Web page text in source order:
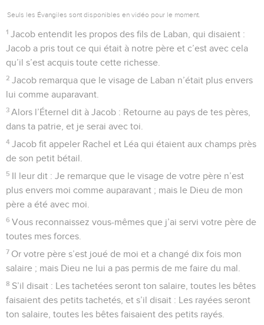
Seuls les Évangiles sont disponibles en vidéo pour le moment.
1 Jacob entendit les propos des fils de Laban, qui disaient :
Jacob a pris tout ce qui était à notre père et c’est avec cela
qu’il s’est acquis toute cette richesse.
2 Jacob remarqua que le visage de Laban n’était plus envers
lui comme auparavant.
3 Alors l’Éternel dit à Jacob : Retourne au pays de tes pères,
dans ta patrie, et je serai avec toi.
4 Jacob fit appeler Rachel et Léa qui étaient aux champs près
de son petit bétail.
5 Il leur dit : Je remarque que le visage de votre père n’est
plus envers moi comme auparavant ; mais le Dieu de mon
père a été avec moi.
6 Vous reconnaissez vous-mêmes que j’ai servi votre père de
toutes mes forces.
7 Or votre père s’est joué de moi et a changé dix fois mon
salaire ; mais Dieu ne lui a pas permis de me faire du mal.
8 S’il disait : Les tachetées seront ton salaire, toutes les bêtes
faisaient des petits tachetés, et s’il disait : Les rayées seront
ton salaire, toutes les bêtes faisaient des petits rayés.